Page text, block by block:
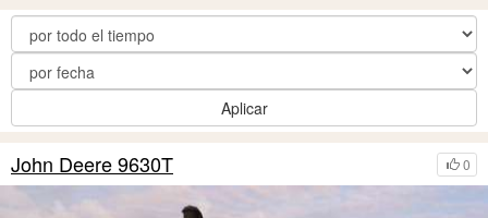
Aplicar
0
John Deere 9630T